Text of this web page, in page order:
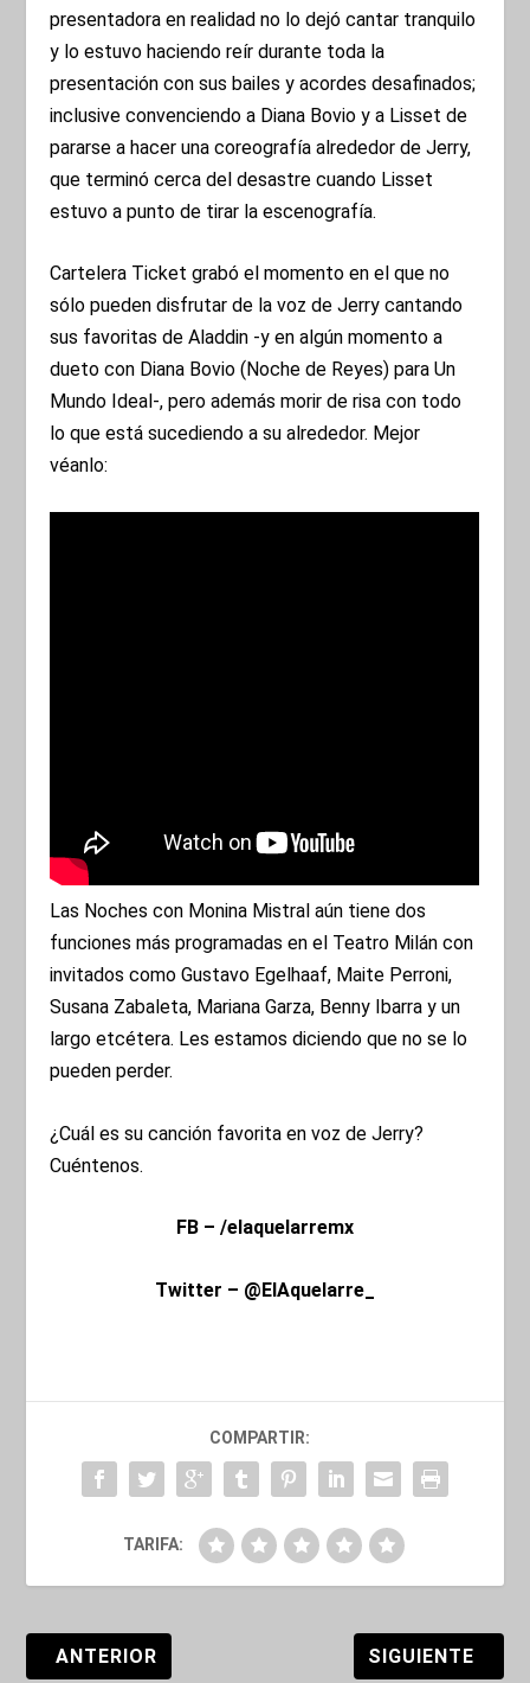
presentadora en realidad no lo dejó cantar tranquilo
y lo estuvo haciendo reír durante toda la
presentación con sus bailes y acordes desafinados;
inclusive convenciendo a Diana Bovio y a Lisset de
pararse a hacer una coreografía alrededor de Jerry,
que terminó cerca del desastre cuando Lisset
estuvo a punto de tirar la escenografía.
Cartelera Ticket grabó el momento en el que no
sólo pueden disfrutar de la voz de Jerry cantando
sus favoritas de Aladdin -y en algún momento a
dueto con Diana Bovio (Noche de Reyes) para Un
Mundo Ideal-, pero además morir de risa con todo
lo que está sucediendo a su alrededor. Mejor
véanlo:
Las Noches con Monina Mistral aún tiene dos
funciones más programadas en el Teatro Milán con
invitados como Gustavo Egelhaaf, Maite Perroni,
Susana Zabaleta, Mariana Garza, Benny Ibarra y un
largo etcétera. Les estamos diciendo que no se lo
pueden perder.
¿Cuál es su canción favorita en voz de Jerry?
Cuéntenos.
FB – /elaquelarremx
Twitter – @ElAquelarre_
COMPARTIR:
TARIFA:
ANTERIOR SIGUIENTE